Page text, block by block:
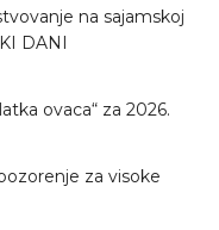
na sajamskoj
DANI
ovaca“ za 2026.
za visoke